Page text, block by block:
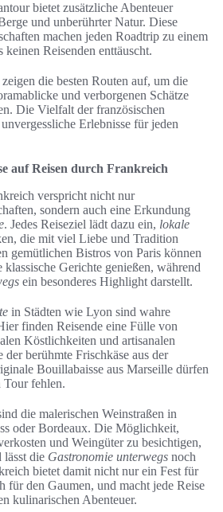
bietet zusätzliche Abenteuer
und unberührter Natur. Diese
machen jeden Roadtrip zu einem
Reisenden enttäuscht.
die besten Routen auf, um die
und verborgenen Schätze
Die Vielfalt der französischen
Erlebnisse für jeden
auf Reisen durch Frankreich
verspricht nicht nur
sondern auch eine Erkundung
. Jedes Reiseziel lädt dazu ein, lokale
die mit viel Liebe und Tradition
gemütlichen Bistros von Paris können
klassische Gerichte genießen, während
ein besonderes Highlight darstellt.
in Städten wie Lyon sind wahre
finden Reisende eine Fülle von
Köstlichkeiten und artisanalen
berühmte Frischkäse aus der
Bouillabaisse aus Marseille dürfen
Tour fehlen.
die malerischen Weinstraßen in
oder Bordeaux. Die Möglichkeit,
und Weingüter zu besichtigen,
lässt die Gastronomie unterwegs noch
bietet damit nicht nur ein Fest für
für den Gaumen, und macht jede Reise
kulinarischen Abenteuer.